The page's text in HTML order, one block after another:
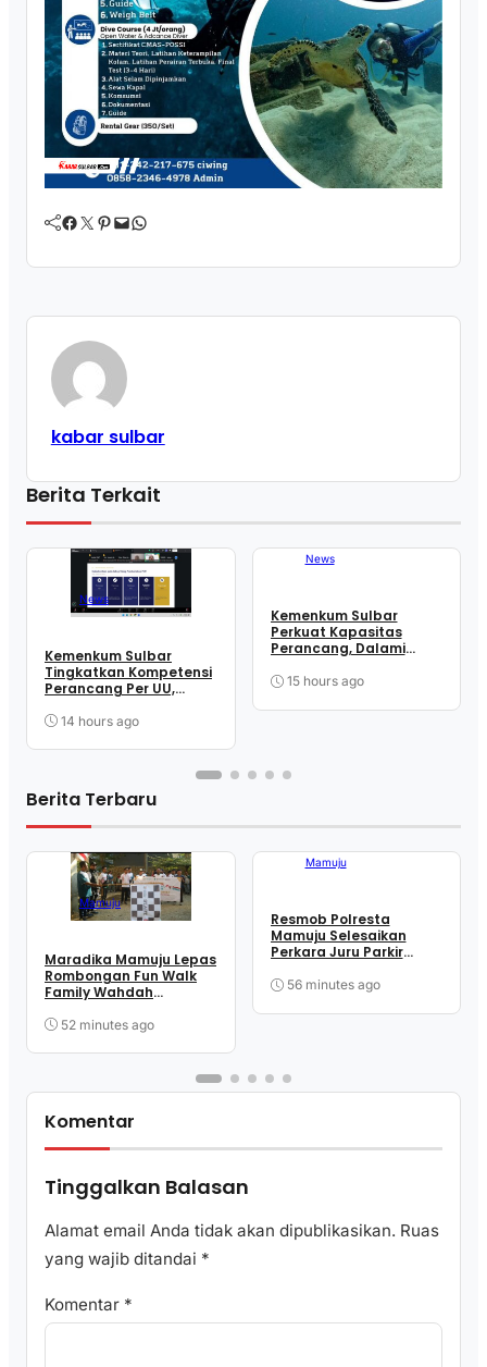
Facebook Twitter Pinterest Mail WhatsApp
kabar sulbar
Berita Terkait
News
Kemenkum Sulbar
Tingkatkan Kompetensi
Perancang Per UU,
Berkualitas
14 hours ago
News
Kemenkum Sulbar
Perkuat Kapasitas
Perancang, Dalami
Pengundangan
15 hours ago
Berita Terbaru
Mamuju
Maradika Mamuju Lepas
Rombongan Fun Walk
Family Wahdah
52 minutes ago
Mamuju
Resmob Polresta
Mamuju Selesaikan
Perkara Juru Parkir
Justice
56 minutes ago
Komentar
Tinggalkan Balasan
Alamat email Anda tidak akan dipublikasikan. Ruas
yang wajib ditandai *
Komentar *